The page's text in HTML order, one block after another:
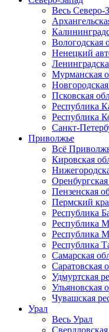
Весь Северо-
Вологодская
Ненецкий
Мурманская
Псковская
Республика
Республика
Санкт-
Приволжье
Всё
Кировская
Оренбургская
Пензенская
Пермский
Республика
Республика
Республика
Республика
Самарская
Саратовская
Удмуртская
Ульяновская
Чувашская
Урал
Весь Урал
Свердловская